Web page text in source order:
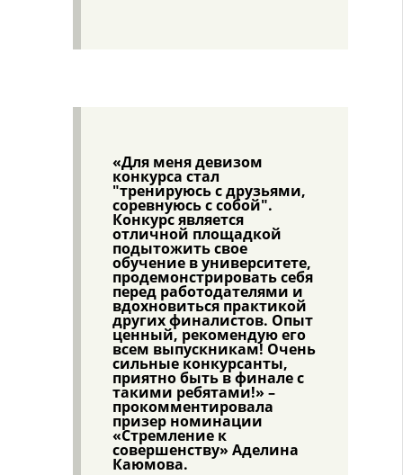
«Для меня девизом
конкурса стал
"тренируюсь с друзьями,
соревнуюсь с собой".
Конкурс является
отличной площадкой
подытожить свое
обучение в университете,
продемонстрировать себя
перед работодателями и
вдохновиться практикой
других финалистов. Опыт
ценный, рекомендую его
всем выпускникам! Очень
сильные конкурсанты,
приятно быть в финале с
такими ребятами!» –
прокомментировала
призер номинации
«Стремление к
совершенству» Аделина
Каюмова.